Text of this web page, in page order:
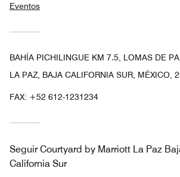
Eventos
BAHÍA PICHILINGUE KM 7.5, LOMAS DE
LA PAZ, BAJA CALIFORNIA SUR, MÉXICO,
FAX: +52 612-1231234
Seguir Courtyard by Marriott La Paz
California Sur